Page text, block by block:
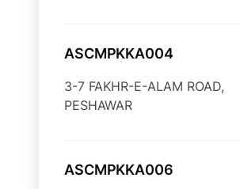
ASCMPKKA004
3-7 FAKHR-E-ALAM ROAD,
PESHAWAR
ASCMPKKA006